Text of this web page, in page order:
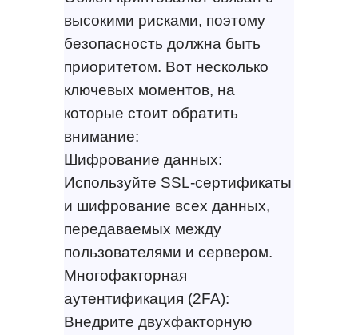
высокими рисками, поэтому
безопасность должна быть
приоритетом. Вот несколько
ключевых моментов, на
которые стоит обратить
внимание:
Шифрование данных:
Используйте SSL-сертификаты
и шифрование всех данных,
передаваемых между
пользователями и сервером.
Многофакторная
аутентификация (2FA):
Внедрите двухфакторную